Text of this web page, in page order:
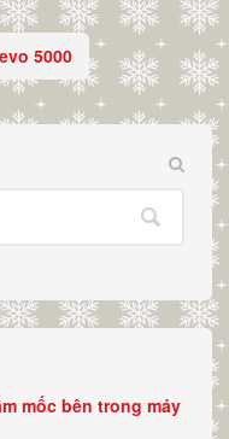
5000
mốc bên trong máy